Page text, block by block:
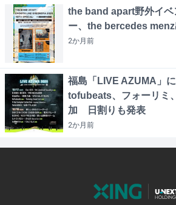
the band apart野外イベ
ー、the bercedes
2か月前
福島「LIVE AZUMA」に
tofubeats、フォーリミ
加 日割りも発表
2か月前